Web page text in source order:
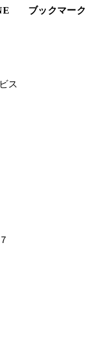
ブックマーク
ス